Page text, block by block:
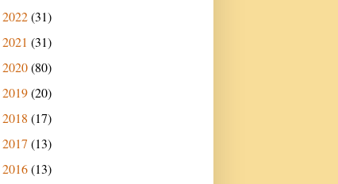
2022(31)
2021 (31)
2020(80)
2019(20)
2018 (17)
2017 (13)
2016(13)